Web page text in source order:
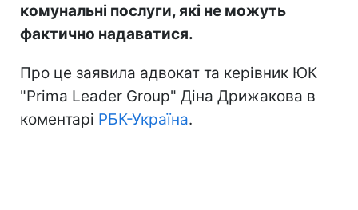
комунальні послуги, які не можуть
фактично надаватися.
Про це заявила адвокат та керівник ЮК
"Prima Leader Group" Діна Дрижакова в
коментарі РБК-Україна.